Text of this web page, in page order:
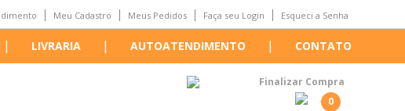
Meu Cadastro Meus Pedidos Faça seu Login Esqueci a Senha
| LIVRARIA | AUTOATENDIMENTO | CONTATO
Finalizar Compra
0